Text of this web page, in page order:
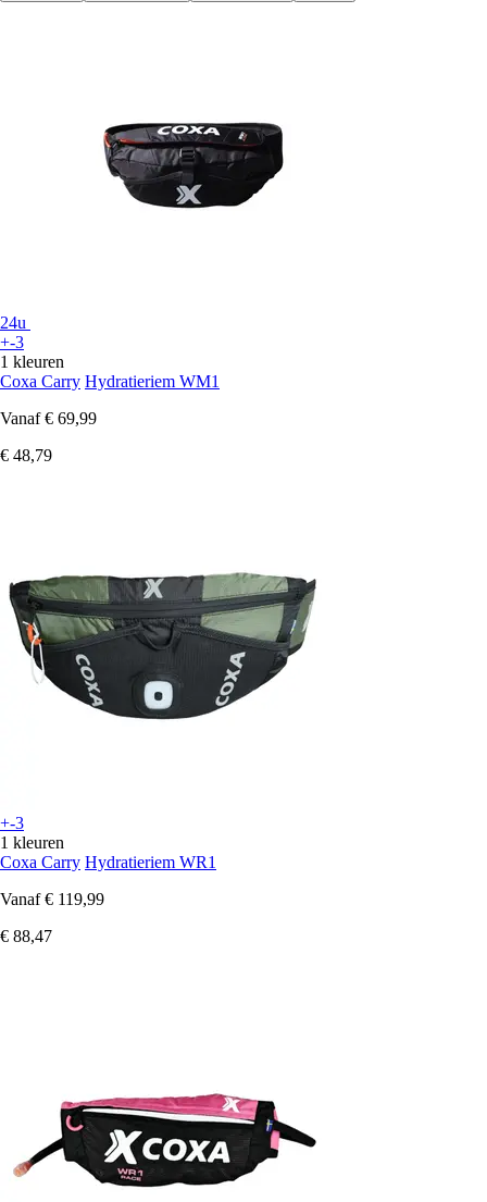
24u
+-3
1 kleuren
Coxa Carry Hydratieriem WM1
Vanaf € 69,99
€ 48,79
+-3
1 kleuren
Coxa Carry Hydratieriem WR1
Vanaf € 119,99
€ 88,47